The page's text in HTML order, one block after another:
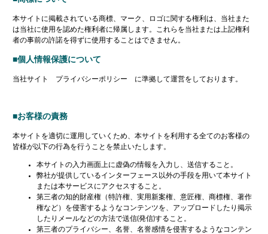
本サイトに掲載されている商標、マーク、ロゴに関する権利は、当社また
は当社に使用を認めた権利者に帰属します。これらを当社または上記権利
者の事前の許諾を得ずに使用することはできません。
■個人情報保護について
当社サイト プライバシーポリシー に準拠して運営をしております。
■お客様の責務
本サイトを適切に運用していくため、本サイトを利用する全てのお客様の
皆様が以下の行為を行うことを禁止いたします。
本サイトの入力画面上に虚偽の情報を入力し、送信すること。
弊社が提供しているインターフェース以外の手段を用いて本サイト
または本サービスにアクセスすること。
第三者の知的財産権（特許権、実用新案権、意匠権、商標権、著作
権など）を侵害するようなコンテンツを、アップロードしたり掲示
したりメールなどの方法で送信(発信)すること。
第三者のプライバシー、名誉、名誉感情を侵害するようなコンテン